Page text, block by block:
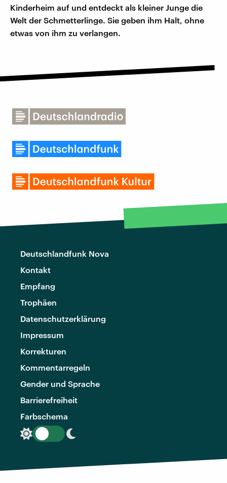
Kinderheim auf und entdeckt als kleiner Junge die
Welt der Schmetterlinge. Sie geben ihm Halt, ohne
etwas von ihm zu verlangen.
Deutschlandfunk Nova
Kontakt
Empfang
Trophäen
Datenschutzerklärung
Impressum
Korrekturen
Kommentarregeln
Gender und Sprache
Barrierefreiheit
Farbschema